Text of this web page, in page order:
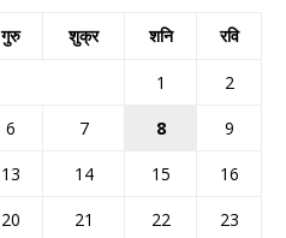
गुरु शुक्र शनि रवि
1
2
6 7 8
9
13 14 15
16
20 21 22
23